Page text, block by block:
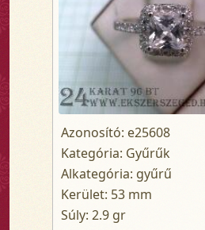
Azonosító: e25608
Kategória: Gyűrűk
Alkategória: gyűrű
Kerület: 53 mm
Súly: 2.9 gr